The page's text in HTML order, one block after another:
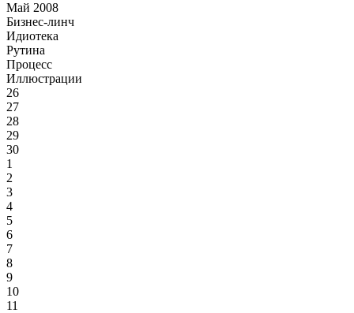
Май 2008
Бизнес-линч
Идиотека
Рутина
Процесс
Иллюстрации
26
27
28
29
30
1
2
3
4
5
6
7
8
9
10
11